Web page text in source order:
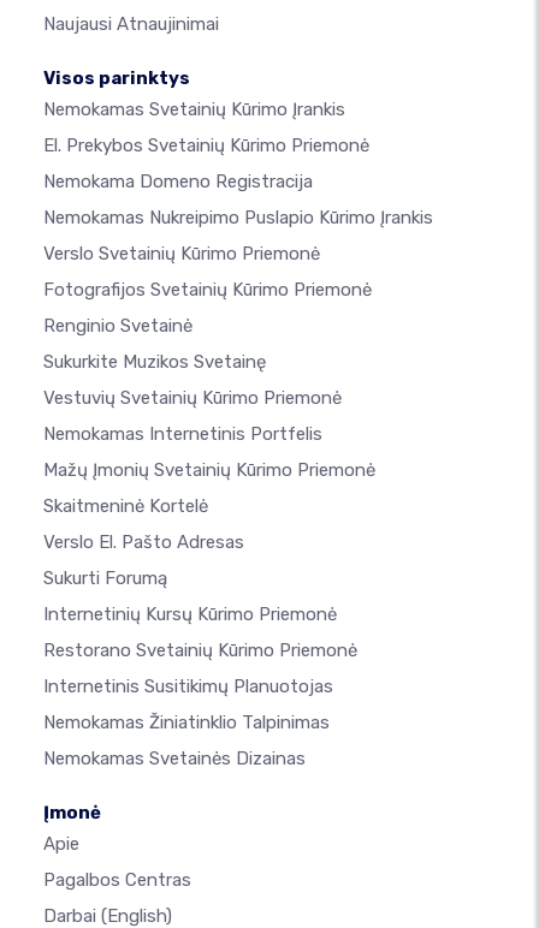
Naujausi Atnaujinimai
Visos parinktys
Nemokamas Svetainių Kūrimo Įrankis
El. Prekybos Svetainių Kūrimo Priemonė
Nemokama Domeno Registracija
Nemokamas Nukreipimo Puslapio Kūrimo Įrankis
Verslo Svetainių Kūrimo Priemonė
Fotografijos Svetainių Kūrimo Priemonė
Renginio Svetainė
Sukurkite Muzikos Svetainę
Vestuvių Svetainių Kūrimo Priemonė
Nemokamas Internetinis Portfelis
Mažų Įmonių Svetainių Kūrimo Priemonė
Skaitmeninė Kortelė
Verslo El. Pašto Adresas
Sukurti Forumą
Internetinių Kursų Kūrimo Priemonė
Restorano Svetainių Kūrimo Priemonė
Internetinis Susitikimų Planuotojas
Nemokamas Žiniatinklio Talpinimas
Nemokamas Svetainės Dizainas
Įmonė
Apie
Pagalbos Centras
Darbai (English)